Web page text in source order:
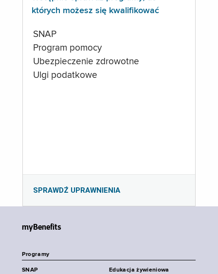
których możesz się kwalifikować
SNAP
Program pomocy
Ubezpieczenie zdrowotne
Ulgi podatkowe
SPRAWDŹ UPRAWNIENIA
myBenefits
Programy
SNAP Edukacja żywieniowa